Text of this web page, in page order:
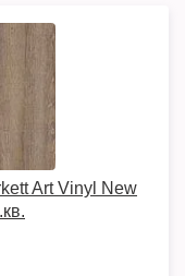
Art Vinyl New